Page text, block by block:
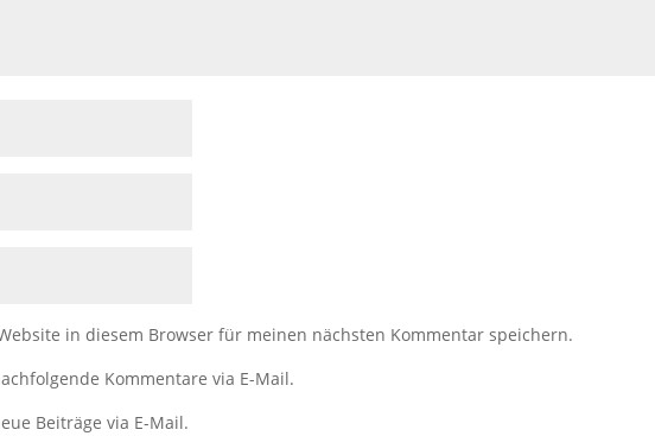
in diesem Browser für meinen nächsten Kommentar speichern.
Kommentare via E-Mail.
Beiträge via E-Mail.